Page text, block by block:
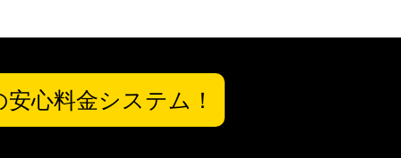
心料金システム！